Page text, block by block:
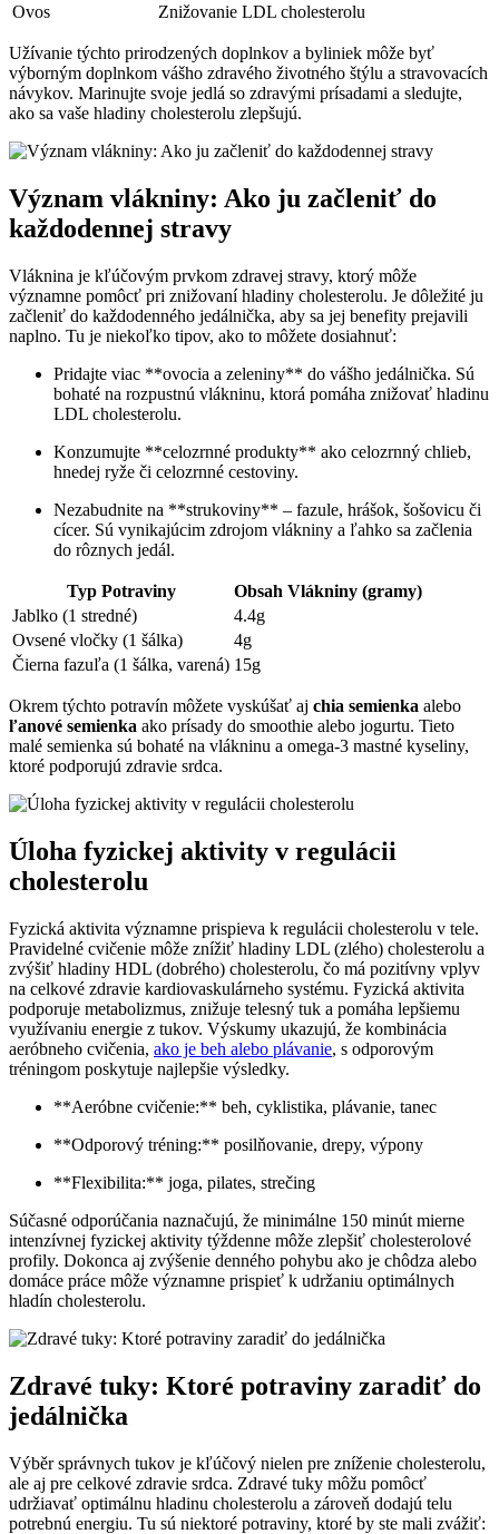
Ovos Znižovanie LDL cholesterolu
Užívanie týchto prirodzených doplnkov ‍a byliniek ‌môže byť
výborným doplnkom vášho zdravého životného štýlu a stravovacích
návykov. Marinujte ​svoje jedlá so zdravými‍ prísadami a sledujte,
ako ⁤sa vaše hladiny cholesterolu zlepšujú.
Význam vlákniny: Ako ju‍ začleniť do ​
každodennej stravy
Vláknina je ⁤kľúčovým prvkom zdravej ‌stravy, ktorý môže
‍významne pomôcť pri znižovaní hladiny cholesterolu. Je dôležité ju⁤
začleniť do⁤ každodenného jedálnička, aby sa jej ‍benefity prejavili
naplno. Tu je niekoľko tipov,​ ako to môžete dosiahnuť:
Pridajte viac **ovocia a zeleniny** ​do vášho jedálnička. Sú
⁢bohaté na rozpustnú vlákninu, ktorá ‍pomáha znižovať hladinu
LDL cholesterolu.
Konzumujte **celozrnné produkty** ako celozrnný‌ chlieb,
hnedej ryže či celozrnné cestoviny.
Nezabudnite na⁢ **strukoviny** – fazule, hrášok,‌ šošovicu či
cícer. Sú vynikajúcim zdrojom vlákniny a ľahko⁣ sa začlenia
do ​rôznych jedál.
Typ‌ Potraviny
Obsah Vlákniny (gramy)
Jablko (1 stredné)
4.4g
Ovsené vločky (1 šálka)
4g
Čierna fazuľa (1 šálka,⁤ varená) 15g
Okrem týchto potravín⁣ môžete vyskúšať aj chia semienka alebo
ľanové semienka ako prísady do smoothie alebo jogurtu. Tieto
malé semienka sú bohaté​ na vlákninu a omega-3 mastné kyseliny,⁢
ktoré⁣ podporujú zdravie srdca.
Úloha fyzickej aktivity ⁤v regulácii
cholesterolu
Fyzická aktivita významne⁣ prispieva k regulácii cholesterolu v tele.
Pravidelné cvičenie ‌môže znížiť hladiny LDL (zlého) ⁣cholesterolu a
zvýšiť hladiny HDL (dobrého) cholesterolu, čo má pozitívny vplyv‌
na celkové zdravie kardiovaskulárneho systému. Fyzická aktivita
podporuje metabolizmus, znižuje telesný tuk ‍a pomáha lepšiemu
využívaniu‌ energie z tukov. ⁣Výskumy ukazujú, že kombinácia⁤
aeróbneho cvičenia, ako je beh alebo plávanie, s odporovým
tréningom poskytuje najlepšie výsledky.
**Aeróbne cvičenie:** beh, cyklistika, plávanie,‌ tanec
**Odporový tréning:** posilňovanie, drepy, výpony
**Flexibilita:**⁤ joga, pilates,‌ strečing
Súčasné odporúčania naznačujú, že minimálne 150 minút mierne
‌intenzívnej fyzickej⁣ aktivity týždenne⁣ môže zlepšiť cholesterolové
profily.⁢ Dokonca aj​ zvýšenie denného pohybu ako je chôdza alebo
domáce práce ⁤môže významne prispieť ‌k udržaniu optimálnych
⁤hladín cholesterolu.
Zdravé tuky: Ktoré potraviny zaradiť do
jedálnička
Výběr správnych tukov je‍ kľúčový ​nielen pre zníženie cholesterolu,
ale aj pre​ celkové zdravie srdca. Zdravé tuky môžu pomôcť
udržiavať optimálnu hladinu cholesterolu a zároveň dodajú‍ telu‌
potrebnú energiu. Tu sú niektoré potraviny, ktoré ⁤by ste mali zvážiť: